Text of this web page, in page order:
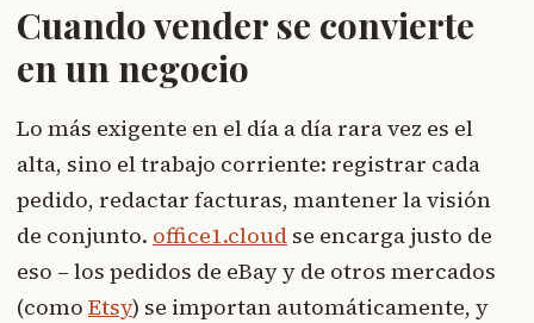
Cuando vender se convierte
en un negocio
Lo más exigente en el día a día rara vez es el
alta, sino el trabajo corriente: registrar cada
pedido, redactar facturas, mantener la visión
de conjunto. office1.cloud se encarga justo de
eso – los pedidos de eBay y de otros mercados
(como Etsy) se importan automáticamente, y